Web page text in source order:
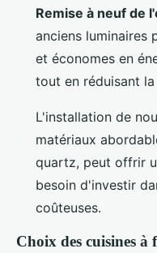
Remise à neuf de
anciens luminaires
et économes en
tout en réduisant
L'installation de
matériaux
quartz, peut offrir
besoin d'investir
coûteuses.
Choix des cuisines à